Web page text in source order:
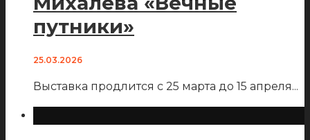
путники»
25.03.2026
Выставка продлится с 25 марта до 15 апреля...